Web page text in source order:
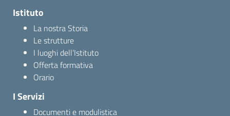
Istituto
La nostra Storia
Le strutture
I luoghi dell’Istituto
Offerta formativa
Orario
I Servizi
Documenti e modulistica